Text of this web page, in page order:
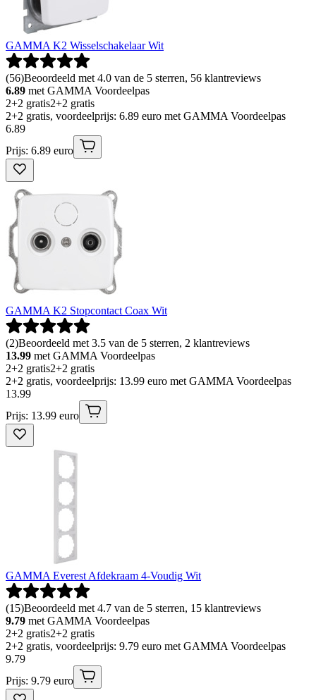
GAMMA K2 Wisselschakelaar Wit
(56)Beoordeeld met 4.0 van de 5 sterren, 56 klantreviews
6.89 met GAMMA Voordeelpas
2+2 gratis2+2 gratis
2+2 gratis, voordeelprijs: 6.89 euro met GAMMA Voordeelpas
6.89
Prijs: 6.89 euro
GAMMA K2 Stopcontact Coax Wit
(2)Beoordeeld met 3.5 van de 5 sterren, 2 klantreviews
13.99 met GAMMA Voordeelpas
2+2 gratis2+2 gratis
2+2 gratis, voordeelprijs: 13.99 euro met GAMMA Voordeelpas
13.99
Prijs: 13.99 euro
GAMMA Everest Afdekraam 4-Voudig Wit
(15)Beoordeeld met 4.7 van de 5 sterren, 15 klantreviews
9.79 met GAMMA Voordeelpas
2+2 gratis2+2 gratis
2+2 gratis, voordeelprijs: 9.79 euro met GAMMA Voordeelpas
9.79
Prijs: 9.79 euro